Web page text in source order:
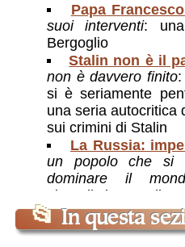
La Russia:
un popolo che si
dominare il
giornalistico, sulla
imperialistico-
tutto parte da prima
Papa
suoi interventi:
Bergoglio
Stalin non è il
non è davvero finito:
si è seriamente
una seria autocritica
sui crimini di Stalin
📂 In questa